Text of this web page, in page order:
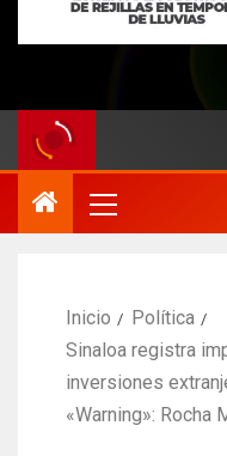
Inicio
Política
Sinaloa registra
inversiones
«Warning»: Rocha